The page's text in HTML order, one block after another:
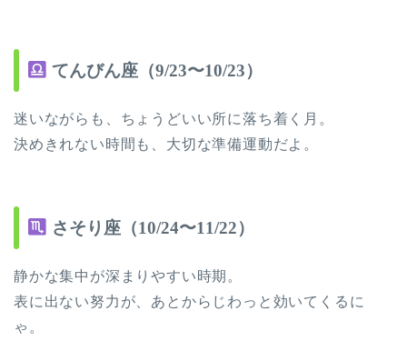
てんびん座（9/23〜10/23）
迷いながらも、ちょうどいい所に落ち着く月。
決めきれない時間も、大切な準備運動だよ。
さそり座（10/24〜11/22）
静かな集中が深まりやすい時期。
表に出ない努力が、あとからじわっと効いてくるに
ゃ。